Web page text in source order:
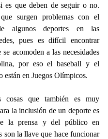
es que deben de seguir o no.
surgen problemas con el
algunos deportes en las
pues es difícil encontrar
se acomoden a las necesidades
por eso el baseball y el
están en Juegos Olímpicos.
cosas que también es muy
la inclusión de un deporte es
la prensa y del público en
son la llave que hace funcionar